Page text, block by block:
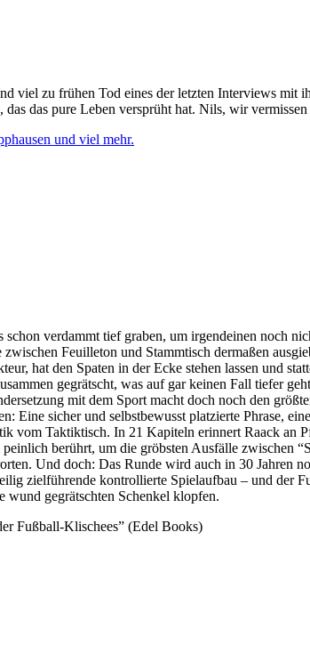
viel zu frühen Tod eines der letzten Interviews mit
das pure Leben versprüht hat. Nils, wir vermissen
und viel mehr.
verdammt tief graben, um irgendeinen noch
Feuilleton und Stammtisch dermaßen
hat den Spaten in der Ecke stehen lassen und
gegrätscht, was auf gar keinen Fall tiefer
mit dem Sport macht doch noch den
Eine sicher und selbstbewusst platzierte Phrase,
vom Taktiktisch. In 21 Kapiteln erinnert Raack an
berührt, um die gröbsten Ausfälle zwischen
Und doch: Das Runde wird auch in 30 Jahren
zielführende kontrollierte Spielaufbau – und der
wund gegrätschten Schenkel klopfen.
Fußball-Klischees” (Edel Books)